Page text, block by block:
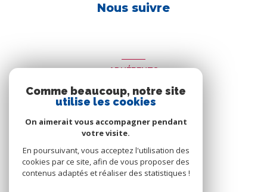
Nous suivre
ADHÉRENTS
Nous adhérons
Comme beaucoup, notre site
utilise les cookies
On aimerait vous accompagner pendant
votre visite.
En poursuivant, vous acceptez l'utilisation des
cookies par ce site, afin de vous proposer des
contenus adaptés et réaliser des statistiques !